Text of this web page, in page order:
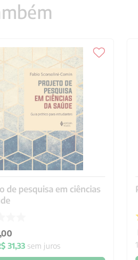
de pesquisa em ciências
,00
31,33 sem juros 1